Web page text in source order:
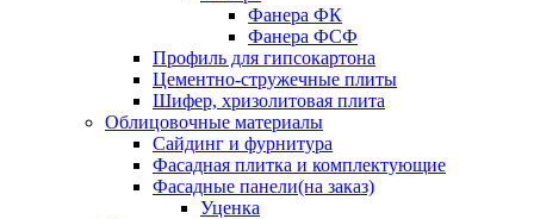
Фанера ФК
Фанера ФСФ
Профиль для гипсокартона
Цементно-стружечные плиты
Шифер, хризолитовая плита
Облицовочные материалы
Сайдинг и фурнитура
Фасадная плитка и комплектующие
Фасадные панели(на заказ)
Уценка